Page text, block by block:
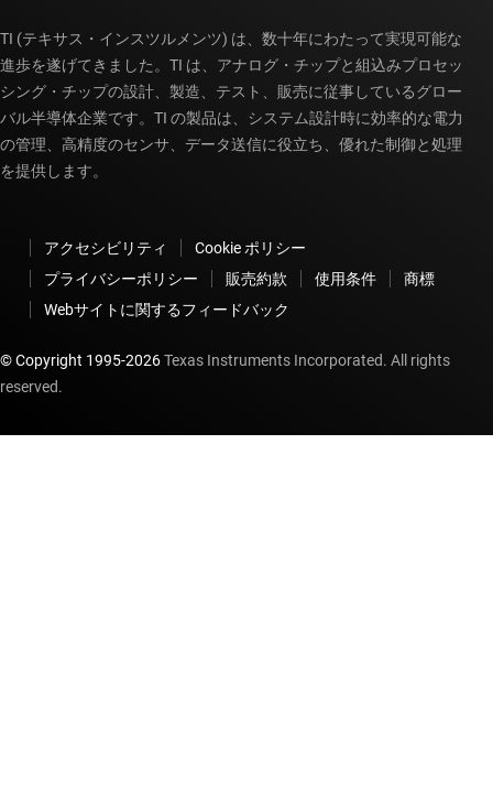
TI (テキサス・インスツルメンツ) は、数十年にわたって実現可能な
進歩を遂げてきました。TI は、アナログ・チップと組込みプロセッ
シング・チップの設計、製造、テスト、販売に従事しているグロー
バル半導体企業です。TI の製品は、システム設計時に効率的な電力
の管理、高精度のセンサ、データ送信に役立ち、優れた制御と処理
を提供します。
アクセシビリティ
Cookie ポリシー
プライバシーポリシー
販売約款 使用条件
商標
Webサイトに関するフィードバック
© Copyright 1995-2026Texas Instruments Incorporated. All rights
reserved.